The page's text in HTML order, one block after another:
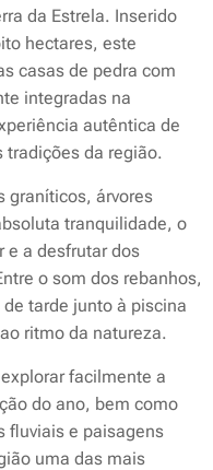
da Estrela. Inserido
hectares, este
casas de pedra com
integradas na
autêntica de
tradições da região.
graníticos, árvores
tranquilidade, o
e a desfrutar dos
o som dos rebanhos,
tarde junto à piscina
ritmo da natureza.
facilmente a
do ano, bem como
fluviais e paisagens
uma das mais